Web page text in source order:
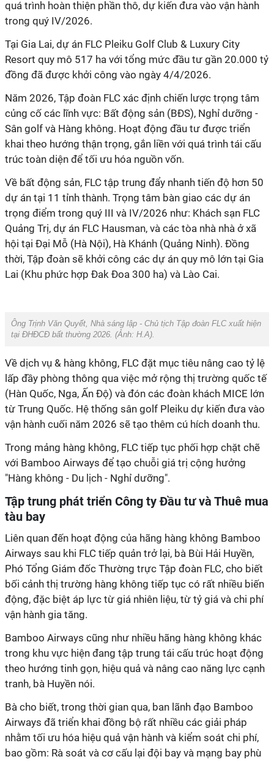
quá trình hoàn thiện phần thô, dự kiến đưa vào vận hành
trong quý IV/2026.
Tại Gia Lai, dự án FLC Pleiku Golf Club & Luxury City
Resort quy mô 517 ha với tổng mức đầu tư gần 20.000 tỷ
đồng đã được khởi công vào ngày 4/4/2026.
Năm 2026, Tập đoàn FLC xác định chiến lược trọng tâm
củng cố các lĩnh vực: Bất động sản (BĐS), Nghỉ dưỡng -
Sân golf và Hàng không. Hoạt động đầu tư được triển
khai theo hướng thận trọng, gắn liền với quá trình tái cấu
trúc toàn diện để tối ưu hóa nguồn vốn.
Về bất động sản, FLC tập trung đẩy nhanh tiến độ hơn 50
dự án tại 11 tỉnh thành. Trọng tâm bàn giao các dự án
trọng điểm trong quý III và IV/2026 như: Khách sạn FLC
Quảng Trị, dự án FLC Hausman, và các tòa nhà nhà ở xã
hội tại Đại Mỗ (Hà Nội), Hà Khánh (Quảng Ninh). Đồng
thời, Tập đoàn sẽ khởi công các dự án quy mô lớn tại Gia
Lai (Khu phức hợp Đak Đoa 300 ha) và Lào Cai.
Ông Trịnh Văn Quyết, Nhà sáng lập - Chủ tịch Tập đoàn FLC xuất hiện
tại ĐHĐCĐ bất thường 2026. (Ảnh: H.A).
Về d ịch vụ & hàng không, FLC đặt mục tiêu nâng cao tỷ lệ
lấp đầy phòng thông qua việc mở rộng thị trường quốc tế
(Hàn Quốc, Nga, Ấn Độ) và đón các đoàn khách MICE lớn
từ Trung Quốc. Hệ thống sân golf Pleiku dự kiến đưa vào
vận hành cuối năm 2026 sẽ tạo thêm cú hích doanh thu.
Trong mảng hàng không, FLC tiếp tục phối hợp chặt chẽ
với Bamboo Airways để tạo chuỗi giá trị cộng hưởng
"Hàng không - Du lịch - Nghỉ dưỡng".
Tập trung phát triển Công ty Đầu tư và Thuê mua
tàu bay
Liên quan đến hoạt động của hãng hàng không Bamboo
Airways sau khi FLC tiếp quản trở lại, bà Bùi Hải Huyền,
Phó Tổng Giám đốc Thường trực Tập đoàn FLC, cho biết
bối cảnh thị trường hàng không tiếp tục có rất nhiều biến
động, đặc biệt áp lực từ giá nhiên liệu, từ tỷ giá và chi phí
vận hành gia tăng.
Bamboo Airways cũng như nhiều hãng hàng không khác
trong khu vực hiện đang tập trung tái cấu trúc hoạt động
theo hướng tinh gọn, hiệu quả và nâng cao năng lực cạnh
tranh, bà Huyền nói.
Bà cho biết, trong thời gian qua, ban lãnh đạo Bamboo
Airways đã triển khai đồng bộ rất nhiều các giải pháp
nhằm tối ưu hóa hiệu quả vận hành và kiểm soát chi phí,
bao gồm: Rà soát và cơ cấu lại đội bay và mạng bay phù